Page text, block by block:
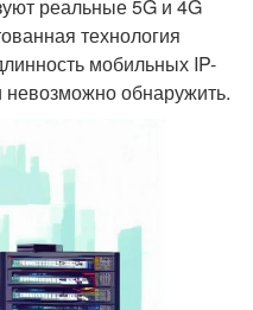
реальные 5G и 4G
технология
мобильных IP-
невозможно обнаружить.